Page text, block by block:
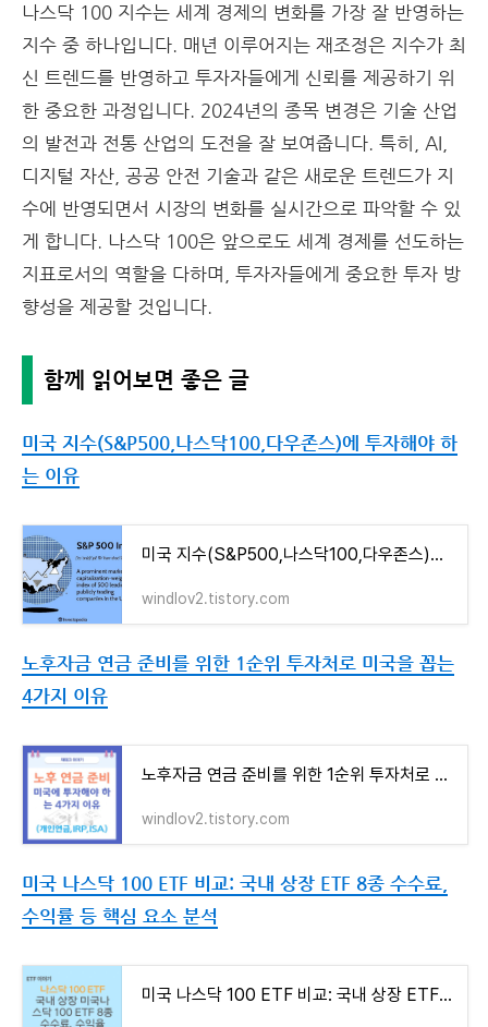
나스닥 100 지수는 세계 경제의 변화를 가장 잘 반영하는
지수 중 하나입니다. 매년 이루어지는 재조정은 지수가 최
신 트렌드를 반영하고 투자자들에게 신뢰를 제공하기 위
한 중요한 과정입니다. 2024년의 종목 변경은 기술 산업
의 발전과 전통 산업의 도전을 잘 보여줍니다. 특히, AI,
디지털 자산, 공공 안전 기술과 같은 새로운 트렌드가 지
수에 반영되면서 시장의 변화를 실시간으로 파악할 수 있
게 합니다. 나스닥 100은 앞으로도 세계 경제를 선도하는
지표로서의 역할을 다하며, 투자자들에게 중요한 투자 방
향성을 제공할 것입니다.
함께 읽어보면 좋은 글
미국 지수(S&P500,나스닥100,다우존스)에 투자해야 하
는 이유
미국 지수(S&P500,나스닥100,다우존스)에 투자해야 하는 이유
windlov2.tistory.com
노후자금 연금 준비를 위한 1순위 투자처로 미국을 꼽는
4가지 이유
노후자금 연금 준비를 위한 1순위 투자처로 미국을 꼽는 4가지 이유
windlov2.tistory.com
미국 나스닥 100 ETF 비교: 국내 상장 ETF 8종 수수료,
수익률 등 핵심 요소 분석
미국 나스닥 100 ETF 비교: 국내 상장 ETF 8종 수수료, 수익률 등 핵심 요소 분석